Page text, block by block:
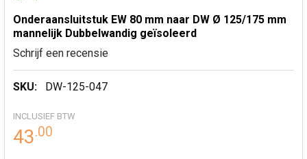
Onderaansluitstuk EW 80 mm naar DW Ø 125/175 mm
mannelijk Dubbelwandig geïsoleerd
Schrijf een recensie
SKU: DW-125-047
INCLUSIEF BTW
43.00